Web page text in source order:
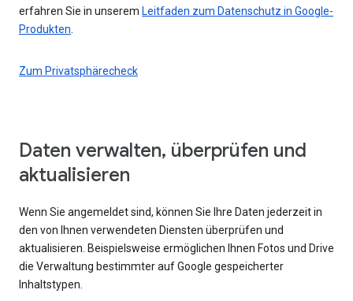
erfahren Sie in unserem Leitfaden zum Datenschutz in Google-
Produkten
Zum Privatsphärecheck
Daten verwalten, überprüfen und
aktualisieren
Wenn Sie angemeldet sind, können Sie Ihre Daten jederzeit in
den von Ihnen verwendeten Diensten überprüfen und
aktualisieren. Beispielsweise ermöglichen Ihnen Fotos und Drive
die Verwaltung bestimmter auf Google gespeicherter
Inhaltstypen.